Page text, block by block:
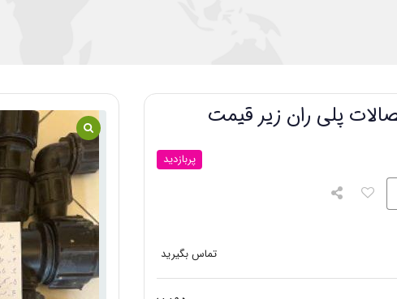
پلی ران زیر قیمت
پربازدید
تماس بگیرید